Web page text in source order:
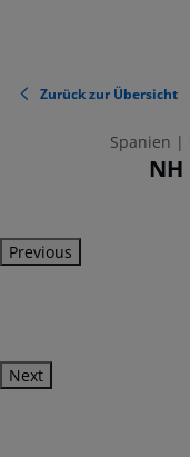
Zurück zur Übersicht
Spanien |
Previous
Next